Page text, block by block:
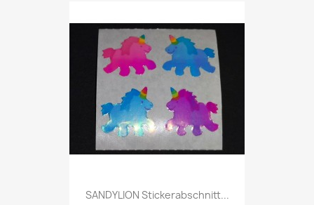
SANDYLION Stickerabschnitt...